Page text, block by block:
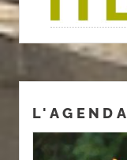
L'AGENDA